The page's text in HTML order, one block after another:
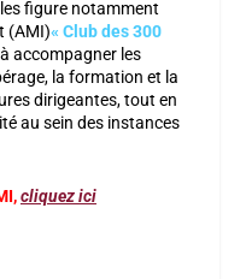
figure notamment
(AMI)« Club des 300
accompagner les
la formation et la
dirigeantes, tout en
au sein des instances
cliquez ici